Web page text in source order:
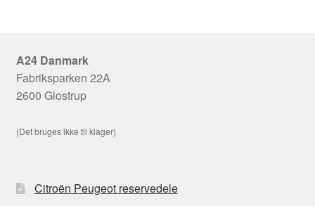
A24 Danmark
Fabriksparken 22A
2600 Glostrup
(Det bruges ikke til klager)
Citroën Peugeot reservedele